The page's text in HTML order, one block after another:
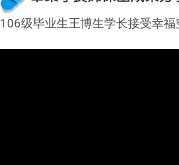
106级毕业生王博生学长接受幸福